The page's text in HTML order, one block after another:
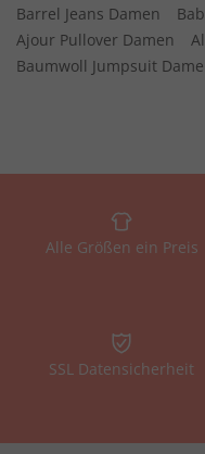
Barrel Jeans Damen
Ajour Pullover Damen
Baumwoll Jumpsuit
Alle Größen ein Preis
SSL Datensicherheit